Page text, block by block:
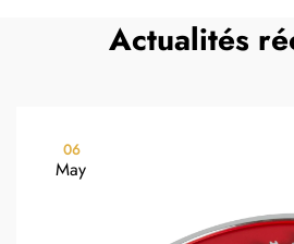
Actualités
06
May